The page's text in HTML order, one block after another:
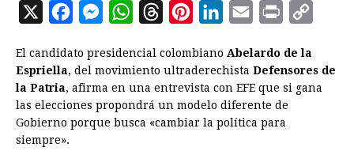
X
c
e
b
o
M
s
s
e
n
W
a
t
s
A
r
e
a
d
n
t
e
r
n
k
e
d
a
i
l
i
n
t
y
El candidato presidencial colombiano Abelardo de la
Espriella, del movimiento ultraderechista Defensores de
la Patria, afirma en una entrevista con EFE que si gana
las elecciones propondrá un modelo diferente de
Gobierno porque busca «cambiar la política para
siempre».